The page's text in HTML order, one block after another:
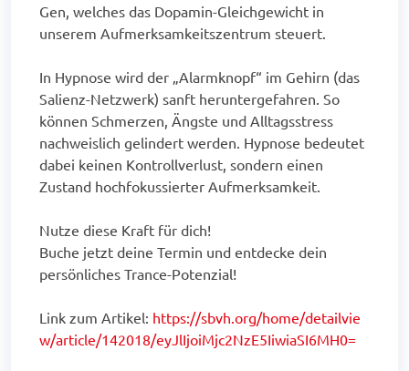
Gen, welches das Dopamin-Gleichgewicht in
unserem Aufmerksamkeitszentrum steuert.
In Hypnose wird der „Alarmknopf“ im Gehirn (das
Salienz-Netzwerk) sanft heruntergefahren. So
können Schmerzen, Ängste und Alltagsstress
nachweislich gelindert werden. Hypnose bedeutet
dabei keinen Kontrollverlust, sondern einen
Zustand hochfokussierter Aufmerksamkeit.
Nutze diese Kraft für dich!
Buche jetzt deine Termin und entdecke dein
persönliches Trance-Potenzial!
Link zum Artikel: https://sbvh.org/home/detailvie
w/article/142018/eyJlIjoiMjc2NzE5IiwiaSI6MH0=